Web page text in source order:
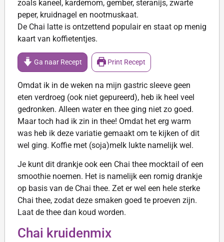
zoals kaneel, kardemom, gember, steranijs, zwarte
peper, kruidnagel en nootmuskaat.
De Chai latte is ontzettend populair en staat op menig
kaart van koffietentjes.
Ga naar Recept Print Recept
Omdat ik in de weken na mijn gastric sleeve geen
eten verdroeg (ook niet gepureerd), heb ik heel veel
gedronken. Alleen water en thee ging niet zo goed.
Maar toch had ik zin in thee! Omdat het erg warm
was heb ik deze variatie gemaakt om te kijken of dit
wel ging. Koffie met (soja)melk lukte namelijk wel.
Je kunt dit drankje ook een Chai thee mocktail of een
smoothie noemen. Het is namelijk een romig drankje
op basis van de Chai thee. Zet er wel een hele sterke
Chai thee, zodat deze smaken goed te proeven zijn.
Laat de thee dan koud worden.
Chai kruidenmix